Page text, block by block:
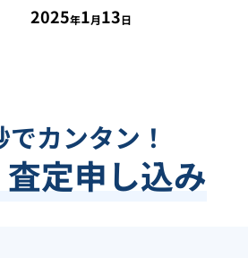
2025年1月13日
でカンタン！
査定申し込み